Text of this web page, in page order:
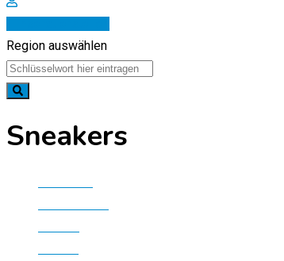
Region auswählen
Sneakers